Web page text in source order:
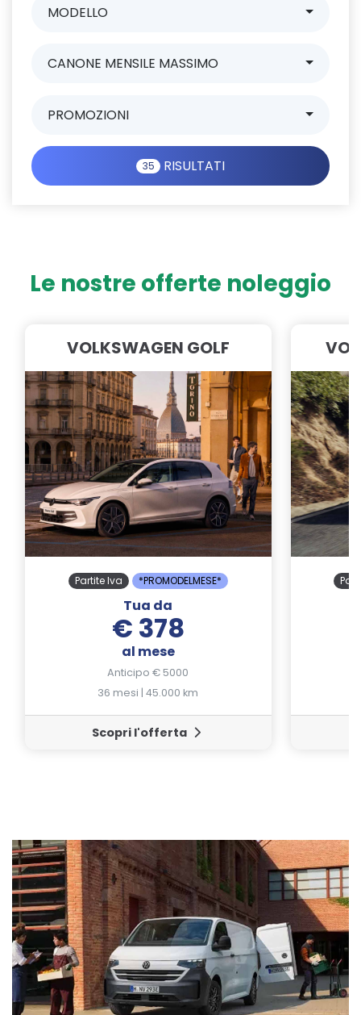
MODELLO
CANONE MENSILE MASSIMO
PROMOZIONI
35 RISULTATI
Le nostre offerte noleggio
VOLKSWAGEN GOLF
Partite Iva *PROMODELMESE*
Tua da
€ 378
al mese
Anticipo € 5000
36 mesi | 45.000 km
Scopri l'offerta